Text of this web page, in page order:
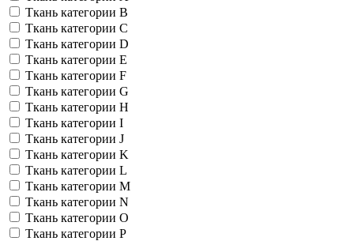
Ткань категории B
Ткань категории C
Ткань категории D
Ткань категории E
Ткань категории F
Ткань категории G
Ткань категории H
Ткань категории I
Ткань категории J
Ткань категории K
Ткань категории L
Ткань категории M
Ткань категории N
Ткань категории O
Ткань категории P